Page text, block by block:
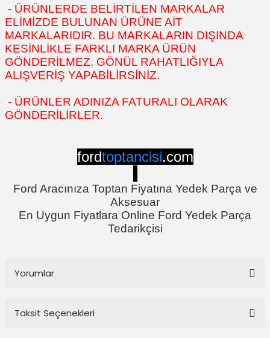
- ÜRÜNLERDE BELİRTİLEN MARKALAR
ELİMİZDE BULUNAN ÜRÜNE AİT
MARKALARIDIR. BU MARKALARIN DIŞINDA
KESİNLİKLE FARKLI MARKA ÜRÜN
GÖNDERİLMEZ. GÖNÜL RAHATLIĞIYLA
ALIŞVERİŞ YAPABİLİRSİNİZ.
- ÜRÜNLER ADINIZA FATURALI OLARAK
GÖNDERİLİRLER.
fordtoptancisi.com
Ford Aracınıza Toptan Fiyatına Yedek Parça ve
Aksesuar
En Uygun Fiyatlara Online Ford Yedek Parça
Tedarikçisi
Yorumlar
Taksit Seçenekleri